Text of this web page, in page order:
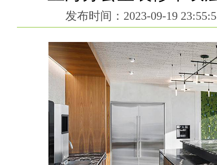
发布时间：2023-09-19